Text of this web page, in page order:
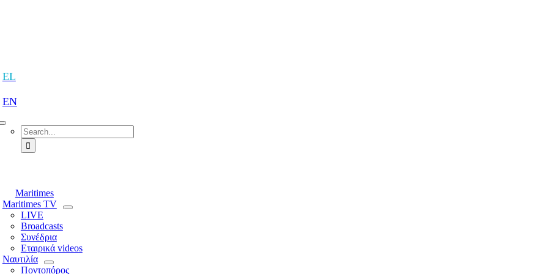
EL
EN
Search
for:
Maritimes
Maritimes TV
LIVE
Broadcasts
Συνέδρια
Εταιρικά videos
Ναυτιλία
Ποντοπόρος